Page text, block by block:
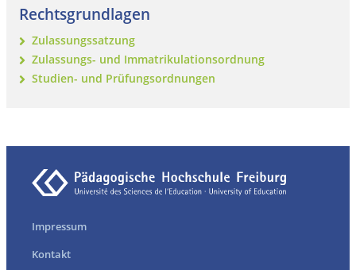
Rechtsgrundlagen
Zulassungssatzung
Zulassungs- und Immatrikulationsordnung
Studien- und Prüfungsordnungen
Impressum
Kontakt